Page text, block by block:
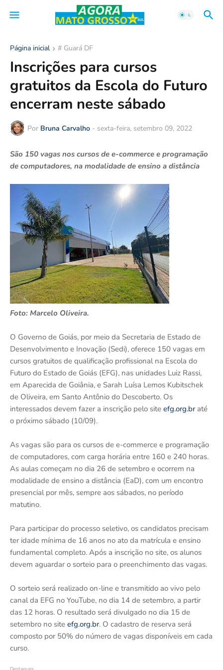
Página inicial # Guará DF
Inscrições para cursos
gratuitos da Escola do Futuro
encerram neste sábado
Por Bruna Carvalho - sexta-feira, setembro 09, 2022
São 150 vagas nos cursos de e-commerce e programação
de computadores, na modalidade de ensino a distância
Foto: Marcelo Oliveira.
O Governo de Goiás, por meio da Secretaria de Estado de
Desenvolvimento e Inovação (Sedi), oferece 150 vagas em
cursos gratuitos de qualificação profissional na Escola do
Futuro do Estado de Goiás (EFG), nas unidades Luiz Rassi,
em Aparecida de Goiânia, e Sarah Luísa Lemos Kubitschek
de Oliveira, em Santo Antônio do Descoberto. Os
interessados devem fazer a inscrição pelo site efg.org.braté
o próximo sábado (10/09).
As vagas são para os cursos de e-commerce e programação
de computadores, com carga horária entre 160 e 240 horas.
As aulas começam no dia 26 de setembro e ocorrem na
modalidade de ensino a distância (EaD), com um encontro
presencial por mês, sempre aos sábados, no período
matutino.
Para participar do processo seletivo, os candidatos precisam
ter idade mínima de 16 anos no ato da matrícula e ensino
fundamental completo. Após a inscrição no site, os alunos
devem aguardar o sorteio para o preenchimento das vagas.
O sorteio será realizado on-line e transmitido ao vivo pelo
canal da EFG no YouTube, no dia 14 de setembro, a partir
das 12 horas. O resultado será divulgado no dia 15 de
setembro no site efg.org.br. O cadastro de reserva será
composto por 50% do número de vagas disponíveis em cada
curso.